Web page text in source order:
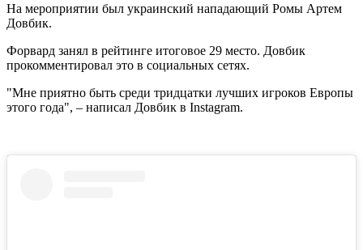
На мероприятии был украинский нападающий Ромы Артем
Довбик.
Форвард занял в рейтинге итоговое 29 место. Довбик
прокомментировал это в социальных сетях.
"Мне приятно быть среди тридцатки лучших игроков Европы
этого года", – написал Довбик в Instagram.